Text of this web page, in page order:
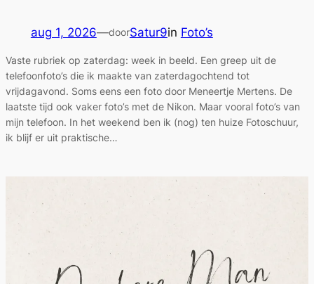
aug 1, 2026—doorSatur9in Foto’s
Vaste rubriek op zaterdag: week in beeld. Een greep uit de
telefoonfoto’s die ik maakte van zaterdagochtend tot
vrijdagavond. Soms eens een foto door Meneertje Mertens. De
laatste tijd ook vaker foto’s met de Nikon. Maar vooral foto’s van
mijn telefoon. In het weekend ben ik (nog) ten huize Fotoschuur,
ik blijf er uit praktische…